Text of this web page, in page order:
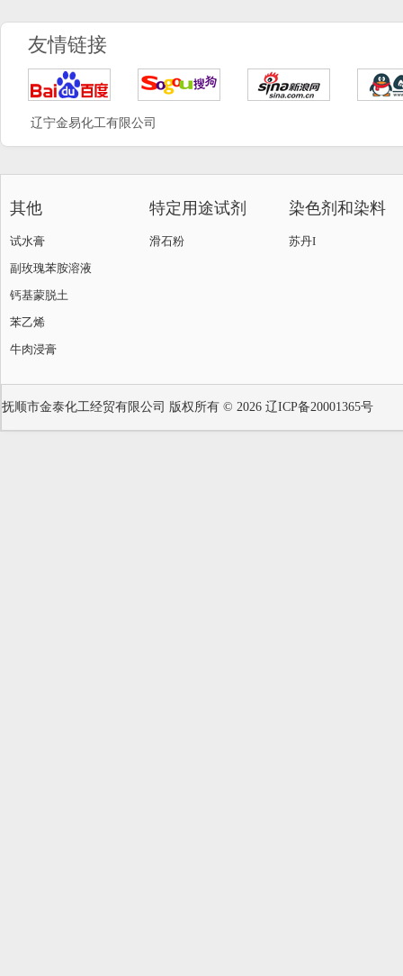
友情链接
辽宁金易化工有限公司
其他
试水膏
副玫瑰苯胺溶液
钙基蒙脱土
苯乙烯
牛肉浸膏
特定用途试剂
滑石粉
染色剂和染料
苏丹I
抚顺市金泰化工经贸有限公司 版权所有 © 2026 辽ICP备20001365号